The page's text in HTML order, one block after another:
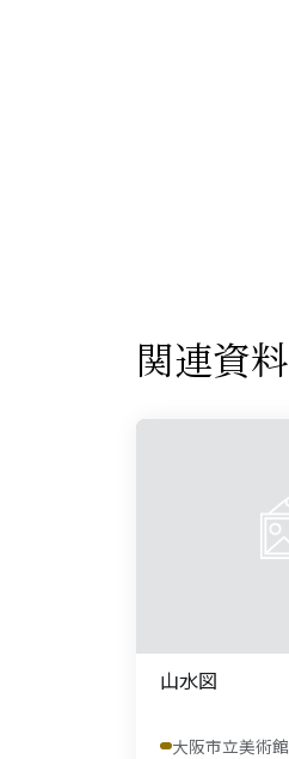
関連資料
山水図
大阪市立美術館